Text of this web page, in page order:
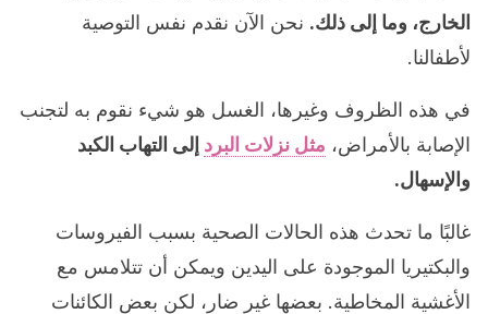
الخارج، وما إلى ذلك. نحن الآن نقدم نفس التوصية
لأطفالنا.
في هذه الظروف وغيرها، الغسل هو شيء نقوم به لتجنب
الإصابة بالأمراض، مثل نزلات البرد إلى التهاب الكبد
والإسهال.
غالبًا ما تحدث هذه الحالات الصحية بسبب الفيروسات
والبكتيريا الموجودة على اليدين ويمكن أن تتلامس مع
الأغشية المخاطية. بعضها غير ضار، لكن بعض الكائنات